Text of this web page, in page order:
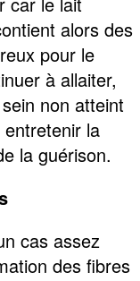
alors des
pour le
à allaiter,
non atteint
entretenir la
la guérison.
cas assez
des fibres